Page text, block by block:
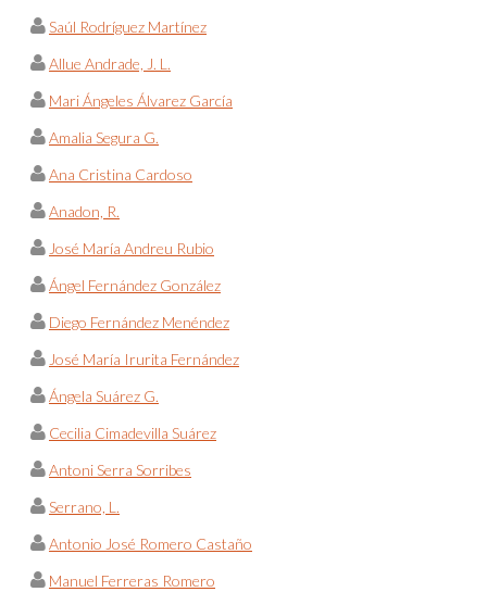
Saúl Rodríguez Martínez
Allue Andrade, J. L.
Mari Ángeles Álvarez García
Amalia Segura G.
Ana Cristina Cardoso
Anadon, R.
José María Andreu Rubio
Ángel Fernández González
Diego Fernández Menéndez
José María Irurita Fernández
Ángela Suárez G.
Cecilia Cimadevilla Suárez
Antoni Serra Sorribes
Serrano, L.
Antonio José Romero Castaño
Manuel Ferreras Romero